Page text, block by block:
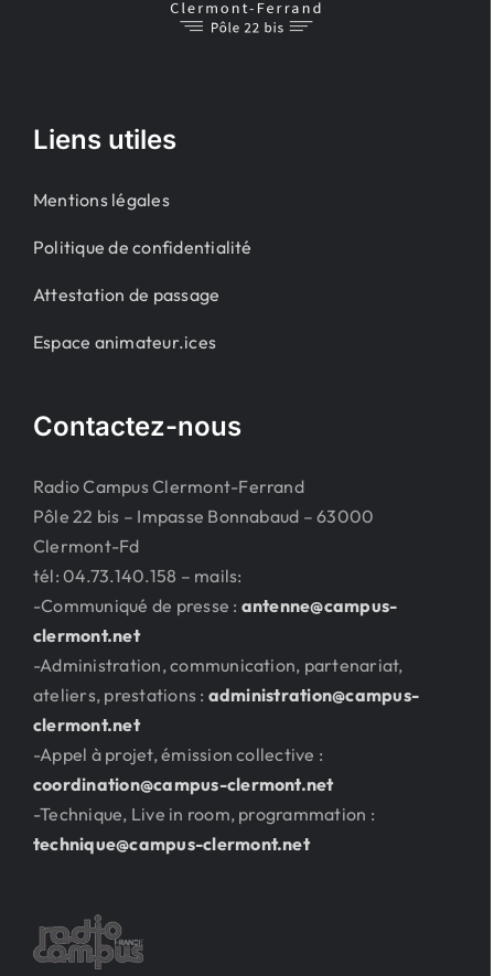
Liens utiles
Mentions légales
Politique de confidentialité
Attestation de passage
Espace animateur.ices
Contactez-nous
Radio Campus Clermont-Ferrand
Pôle 22 bis – Impasse Bonnabaud – 63000
Clermont-Fd
tél: 04.73.140.158 – mails:
-Communiqué de presse : antenne@campus-
clermont.net
-Administration, communication, partenariat,
ateliers, prestations : administration@campus-
clermont.net
-Appel à projet, émission collective :
coordination@campus-clermont.net
-Technique, Live in room, programmation :
technique@campus-clermont.net